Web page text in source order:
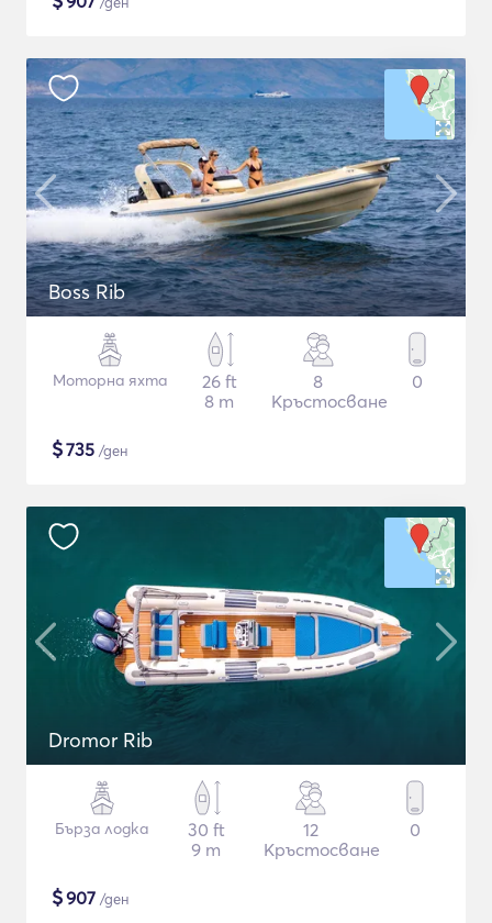
Boss Rib
Моторна яхта
26 ft
8 m
8
Кръстосване
0
$735 /ден
Dromor Rib
Бърза лодка
30 ft
9 m
12
Кръстосване
0
$907 /ден